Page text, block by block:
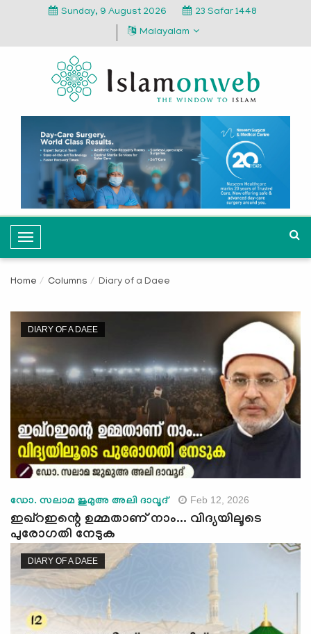
Sunday, 9 August 2026
23 Safar 1448
Malayalam
T
o
e
N
a
v
i
g
a
t
i
o
Home Columns Diary of a Daee
DIARY OF A DAEE
ഡോ. സലാമ ജുമുഅ അലി ദാവൂദ് Feb 12, 2026
ഇഖ്റഇന്റെ ഉമ്മതാണ് നാം... വിദ്യയിലൂടെ
പുരോഗതി നേടുക
DIARY OF A DAEE